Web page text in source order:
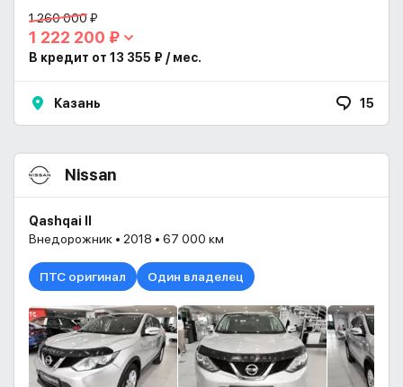
1 260 000 ₽
1 222 200 ₽
В кредит от 13 355 ₽ / мес.
Казань 15
Nissan
Qashqai II
Внедорожник • 2018 • 67 000 км
ПТС оригинал Один владелец